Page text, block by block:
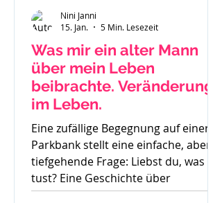
Was mir ein alter Mann
über mein Leben
beibrachte. Veränderung
im Leben.
Eine zufällige Begegnung auf einer
Parkbank stellt eine einfache, aber
tiefgehende Frage: Liebst du, was du
tust? Eine Geschichte über
Gedanken, Mut und den ersten
Nini Janni
15. Jan.
5 Min. Lesezeit